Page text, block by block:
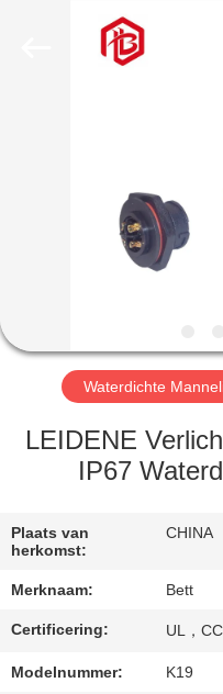
PRODUCTEN
ONGEVEER
PRIVACY
POLICY
Waterdichte
LEIDENE
IP67
Plaats van
herkomst:
CHINA
Merknaam: Bett
Certificering: UL，
Modelnummer: K19